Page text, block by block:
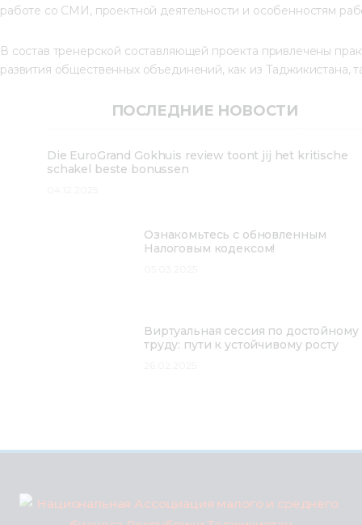
работе со СМИ, проектной деятельности и особенностям
В состав тренерской составляющей проекта привлечены
развития общественных объединений, как из Таджикистана,
ПОСЛЕДНИЕ НОВОСТИ
Die EuroGrand Gokhuis review toont jij het kritische
schakel beste bonussen
Ознакомьтесь с обновленным
Налоговым кодексом!
Виртуальная сессия по достойному
труду: пути к устойчивому росту